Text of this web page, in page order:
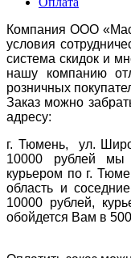
Компания ООО
условия
система скидок и
нашу компанию
розничных
Заказ можно
адресу:
г. Тюмень, ул.
10000 рублей мы
курьером по г.
область и
10000 рублей,
обойдется Вам в